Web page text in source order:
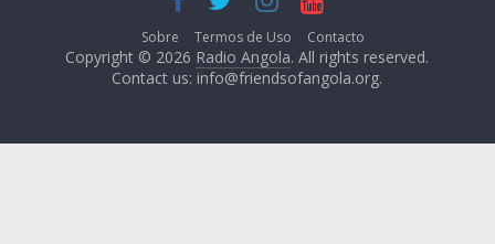
Sobre Termos de Uso Contacto
Copyright © 2026 Radio Angola. All rights reserved.
Contact us: info@friendsofangola.org.